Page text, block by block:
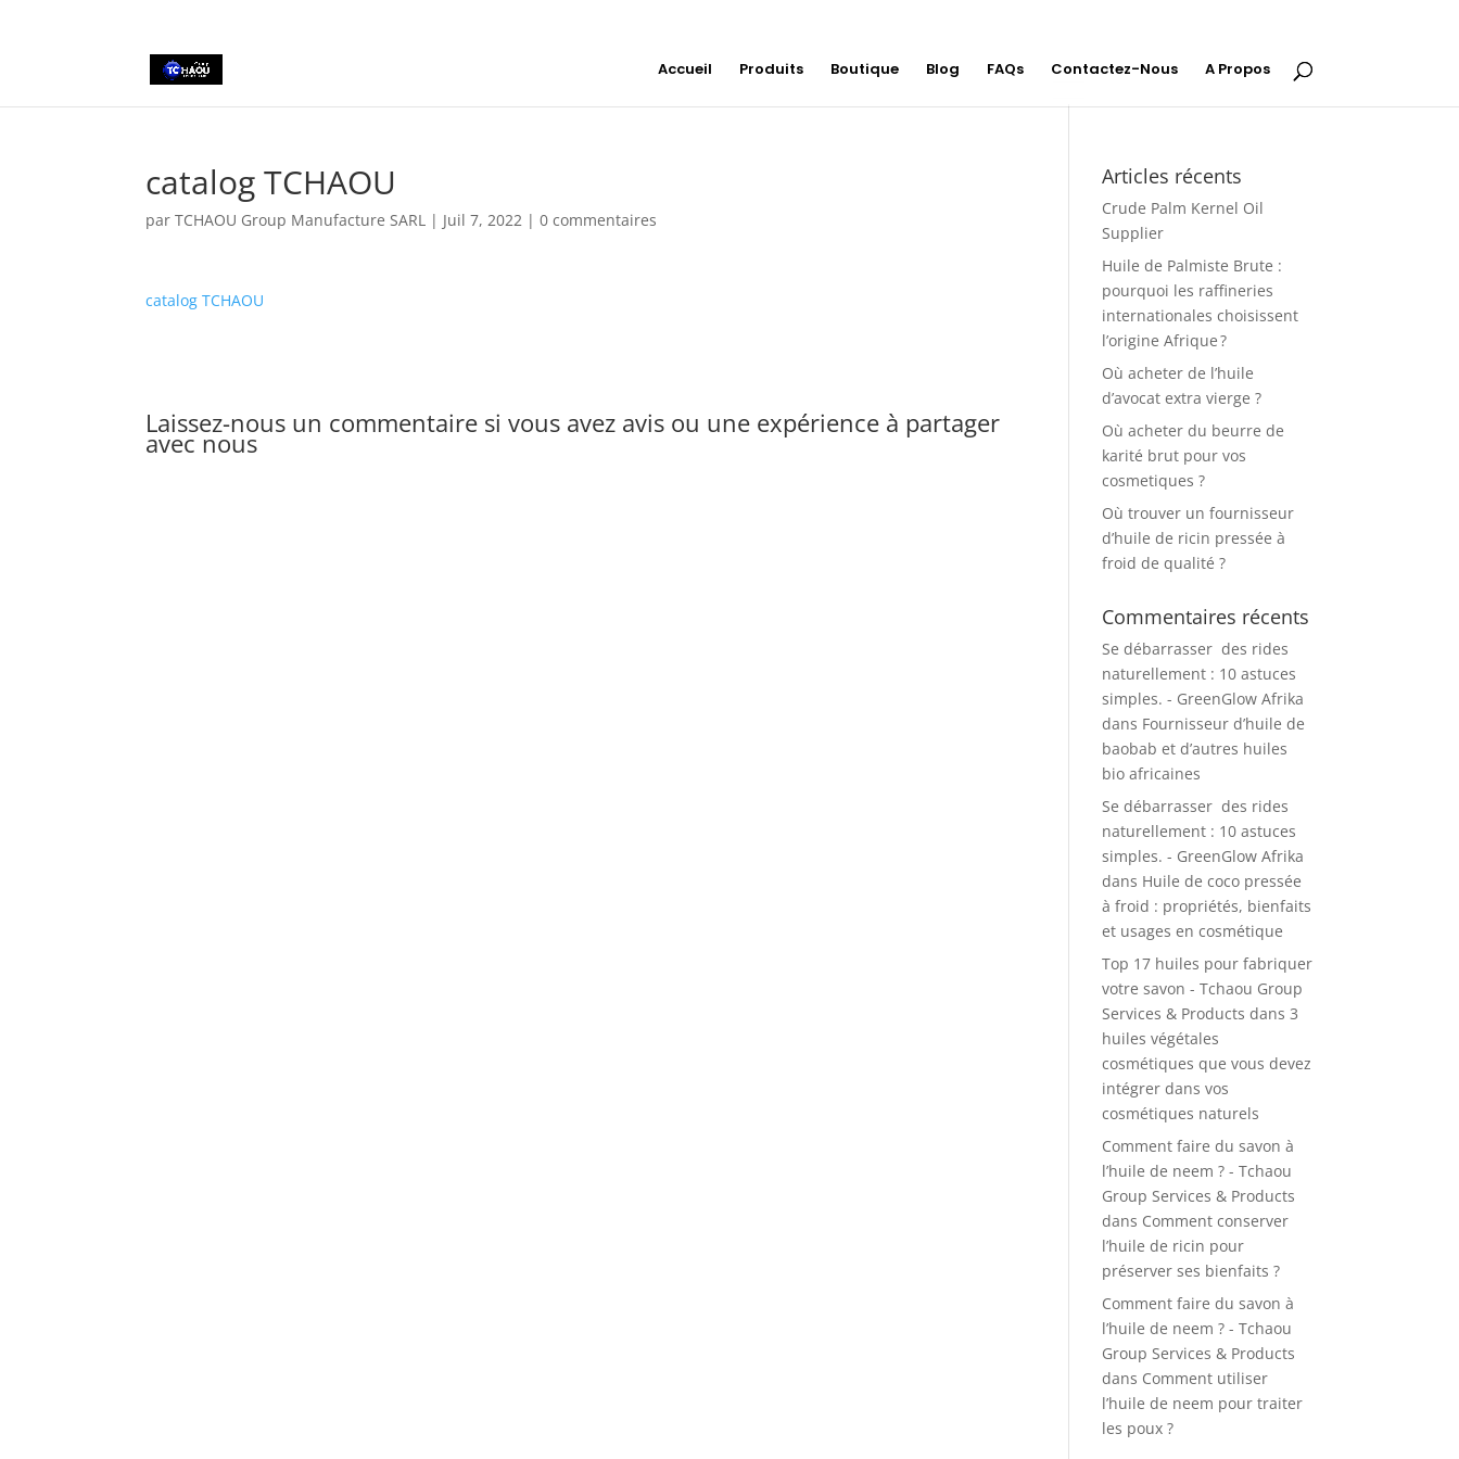
Accueil Produits Boutique Blog FAQs Contactez-Nous A Propos
catalog TCHAOU
parTCHAOU Group Manufacture SARL | Juil 7, 2022 |0 commentaires
catalog TCHAOU
Laissez-nous un commentaire si vous avez avis ou une expérience à partager
avec nous
Articles récents
Crude Palm Kernel Oil
Supplier
Huile de Palmiste Brute :
pourquoi les raffineries
internationales choisissent
l’origine Afrique ?
Où acheter de l’huile
d’avocat extra vierge ?
Où acheter du beurre de
karité brut pour vos
cosmetiques ?
Où trouver un fournisseur
d’huile de ricin pressée à
froid de qualité ?
Commentaires récents
Se débarrasser des rides
naturellement : 10 astuces
simples. - GreenGlow Afrika
dans Fournisseur d’huile de
baobab et d’autres huiles
bio africaines
Se débarrasser des rides
naturellement : 10 astuces
simples. - GreenGlow Afrika
dans Huile de coco pressée
à froid : propriétés, bienfaits
et usages en cosmétique
Top 17 huiles pour fabriquer
votre savon - Tchaou Group
Services & Products dans3
huiles végétales
cosmétiques que vous devez
intégrer dans vos
cosmétiques naturels
Comment faire du savon à
l’huile de neem ? - Tchaou
Group Services & Products
dans Comment conserver
l’huile de ricin pour
préserver ses bienfaits ?
Comment faire du savon à
l’huile de neem ? - Tchaou
Group Services & Products
dans Comment utiliser
l’huile de neem pour traiter
les poux ?